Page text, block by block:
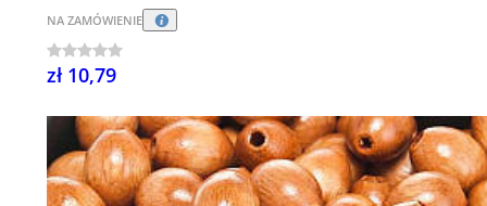
NA ZAMÓWIENIE
zł 10,79